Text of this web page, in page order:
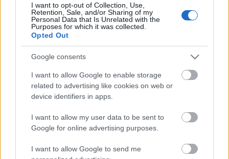
I want to opt-out of Collection, Use,
Retention, Sale, and/or Sharing of my
Personal Data that Is Unrelated with the
Purposes for which it was collected.
Opted Out
Google consents
I want to allow Google to enable storage
related to advertising like cookies on web or
device identifiers in apps.
I want to allow my user data to be sent to
Google for online advertising purposes.
I want to allow Google to send me
HIRDETÉS
Megérkezett az eső a Duna